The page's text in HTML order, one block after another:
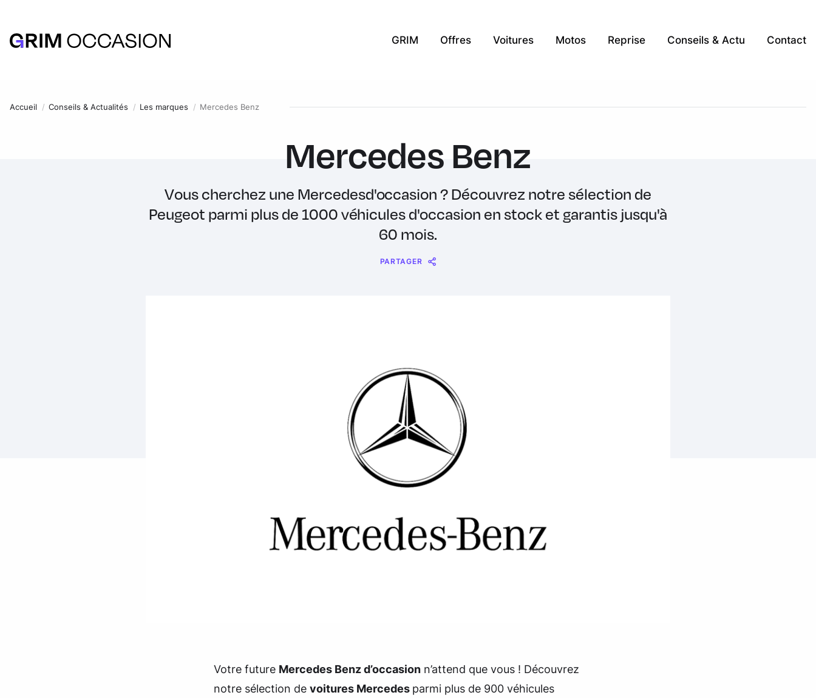
GRIM Offres Voitures Motos Reprise Conseils & Actu Contact
Accueil Conseils & Actualités Les marques Mercedes Benz
Mercedes Benz
Vous cherchez une Mercedesd'occasion ? Découvrez notre sélection de
Peugeot parmi plus de 1000 véhicules d'occasion en stock et garantis jusqu'à
60 mois.
PARTAGER
Votre future Mercedes Benz d’occasion n’attend que vous ! Découvrez
notre sélection de voitures Mercedes parmi plus de 900 véhicules